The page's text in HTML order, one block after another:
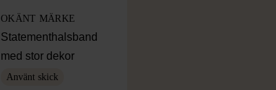
OKÄNT MÄRKE
Statementhalsband
med stor dekor
Använt skick